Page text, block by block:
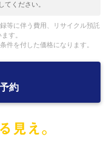
てください。
等に伴う費用、リサイクル預託
す。
件を付した価格になります。
約